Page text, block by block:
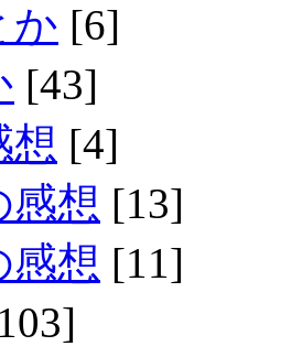
か [6]
[43]
想 [4]
感想 [13]
感想 [11]